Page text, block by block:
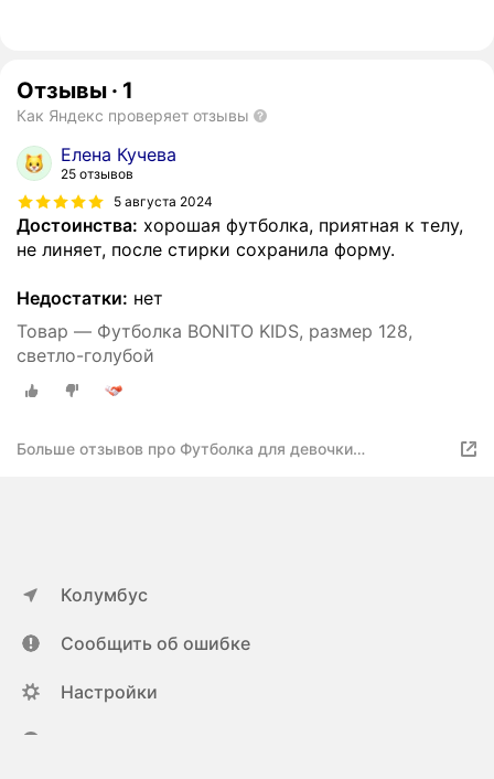
Отзывы · 1
Как Яндекс проверяет отзывы
Елена Кучева
25 отзывов
5 августа 2024
Достоинства: хорошая футболка, приятная к телу,
не линяет, после стирки сохранила форму.
Недостатки: нет
Товар — Футболка BONITO KIDS, размер 128,
светло-голубой
Больше отзывов про Футболка для девочки
Колумбус
Сообщить об ошибке
Настройки